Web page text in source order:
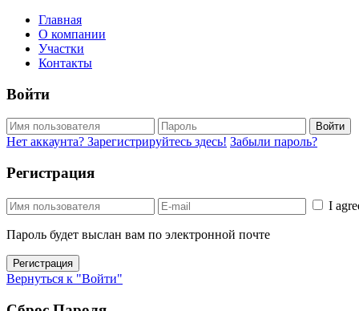
Главная
О компании
Участки
Контакты
Войти
Войти
Нет аккаунта? Зарегистрируйтесь здесь! Забыли пароль?
Регистрация
I
Пароль будет выслан вам по электронной почте
Регистрация
Вернуться к "Войти"